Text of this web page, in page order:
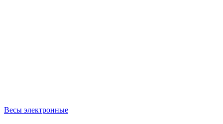
Весы электронные